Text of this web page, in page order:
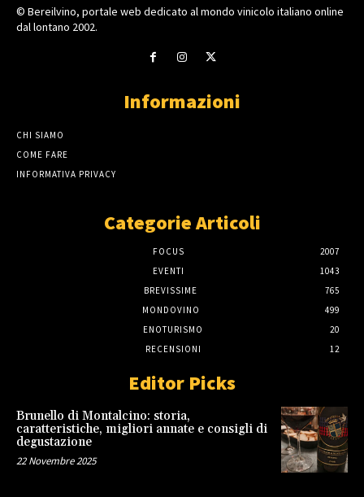
© Bereilvino, portale web dedicato al mondo vinicolo italiano online
dal lontano 2002.
Informazioni
CHI SIAMO
COME FARE
INFORMATIVA PRIVACY
Categorie Articoli
FOCUS
2007
EVENTI
1043
BREVISSIME
765
MONDOVINO
499
ENOTURISMO
20
RECENSIONI
12
Editor Picks
Brunello di Montalcino: storia,
caratteristiche, migliori annate e consigli di
degustazione
22 Novembre 2025